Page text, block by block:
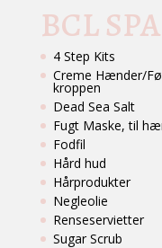
BCL
4 Step Kits
Creme Hænder/
kroppen
Dead Sea Salt
Fugt Maske, til
Fodfil
Hård hud
Hårprodukter
Negleolie
Renseservietter
Sugar Scrub